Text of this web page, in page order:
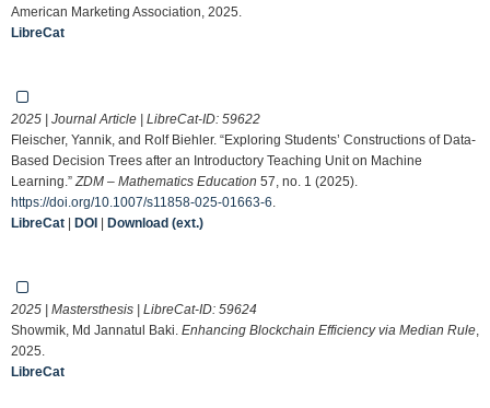
American Marketing Association, 2025.
LibreCat
2025 | Journal Article | LibreCat-ID: 59622
Fleischer, Yannik, and Rolf Biehler. “Exploring Students’ Constructions of Data-
Based Decision Trees after an Introductory Teaching Unit on Machine
Learning.” ZDM – Mathematics Education 57, no. 1 (2025).
https://doi.org/10.1007/s11858-025-01663-6
LibreCat | DOI | Download (ext.)
2025 | Mastersthesis | LibreCat-ID: 59624
Showmik, Md Jannatul Baki. Enhancing Blockchain Efficiency via Median Rule
2025.
LibreCat